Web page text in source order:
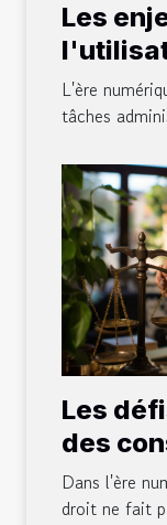
Les
L'ère
tâches
Les
des
Dans l'ère
droit ne fait